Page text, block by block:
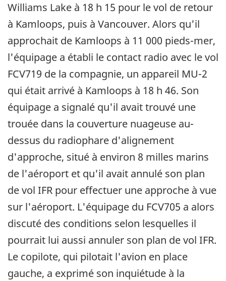
Williams Lake à 18 h 15 pour le vol de retour
à Kamloops, puis à Vancouver. Alors qu'il
approchait de Kamloops à 11 000 pieds-mer,
l'équipage a établi le contact radio avec le vol
FCV719 de la compagnie, un appareil MU-2
qui était arrivé à Kamloops à 18 h 46. Son
équipage a signalé qu'il avait trouvé une
trouée dans la couverture nuageuse au-
dessus du radiophare d'alignement
d'approche, situé à environ 8 milles marins
de l'aéroport et qu'il avait annulé son plan
de vol IFR pour effectuer une approche à vue
sur l'aéroport. L'équipage du FCV705 a alors
discuté des conditions selon lesquelles il
pourrait lui aussi annuler son plan de vol IFR.
Le copilote, qui pilotait l'avion en place
gauche, a exprimé son inquiétude à la